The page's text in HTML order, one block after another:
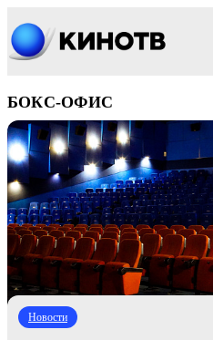
БОКС-ОФИС
Новости